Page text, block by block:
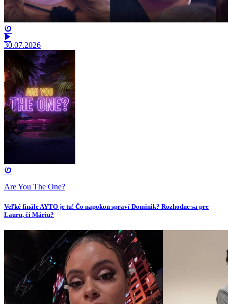
30.07.2026
Are You The One?
Veľké finále AYTO je tu! Čo napokon spraví Dominik? Rozhodne sa pre
Lauru, či Máriu?